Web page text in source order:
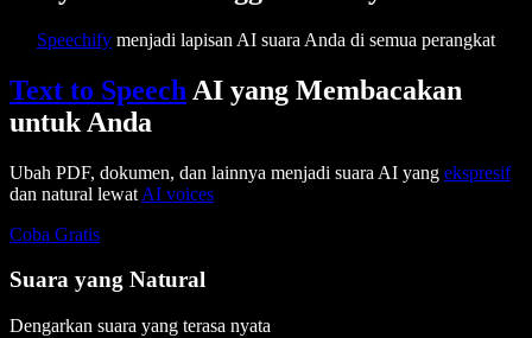
Speechify menjadi lapisan AI suara Anda di semua perangkat
Text to Speech AI yang Membacakan
untuk Anda
Ubah PDF, dokumen, dan lainnya menjadi suara AI yang ekspresif
dan natural lewat AI voices
Coba Gratis
Suara yang Natural
Dengarkan suara yang terasa nyata